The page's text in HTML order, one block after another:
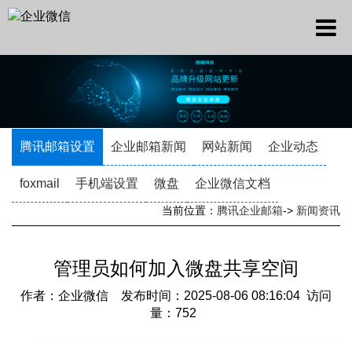
腾讯邮箱设置 企业邮箱新闻 网站新闻 企业动态
foxmail 手机端设置 微盘 企业微信文档
当前位置： 腾讯企业邮箱-> 新闻资讯
管理员如何加入微盘共享空间
作者：企业微信 发布时间：2025-08-06 08:16:04 访问
量：752